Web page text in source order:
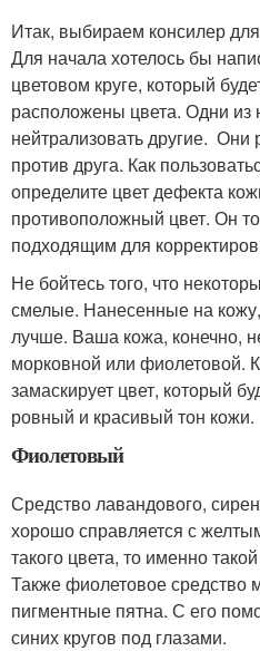
Итак, выбираем консилер
Для начала хотелось бы
цветовом круге, который
расположены цвета. Одни из
нейтрализовать другие. Они
против друга. Как
определите цвет дефекта
противоположный цвет. Он
подходящим для
Не бойтесь того, что
смелые. Нанесенные на
лучше. Ваша кожа, конечно,
морковной или фиолетовой.
замаскирует цвет, который
ровный и красивый тон кожи.
Фиолетовый
Средство лавандового,
хорошо справляется с
такого цвета, то именно
Также фиолетовое средство
пигментные пятна. С его
синих кругов под глазами.